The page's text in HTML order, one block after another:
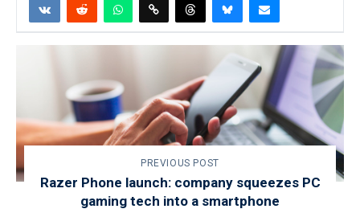
PREVIOUS POST
Razer Phone launch: company squeezes PC
gaming tech into a smartphone